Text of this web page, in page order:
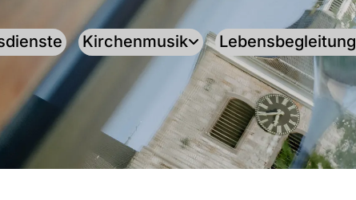
Kirchenmusik Lebensbegleitung